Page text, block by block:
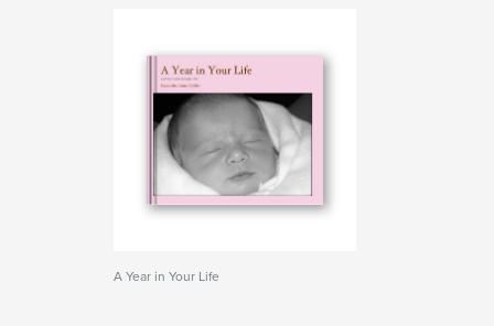
A Year in Your Life